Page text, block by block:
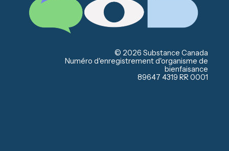
© 2026 Substance Canada
Numéro d'enregistrement d'organisme de
bienfaisance
89647 4319 RR 0001